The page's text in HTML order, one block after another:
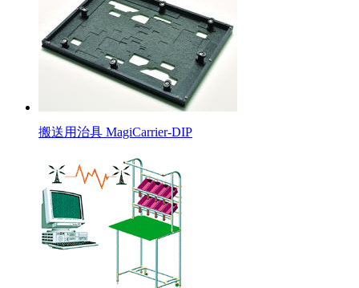
搬送用治具 MagiCarrier-DIP